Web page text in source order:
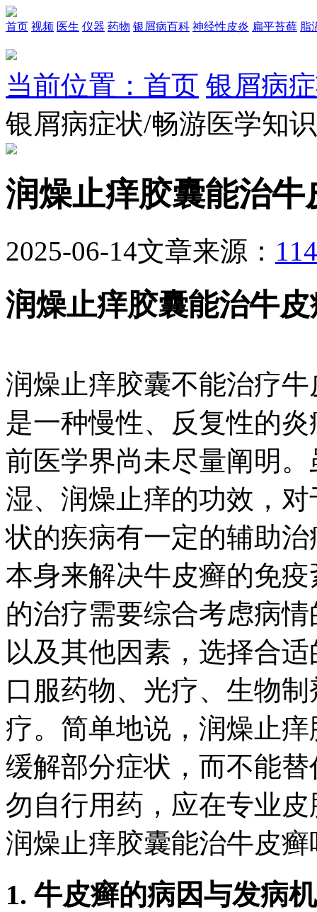
首页 视频 医生 仪器 药物 银屑病百科 神经性皮炎 扁平苔藓 脂
当前位置：首页 银屑病
银屑病症状/畅游医学知
润燥止痒胶囊能治牛
2025-06-14文章来源：
润燥止痒胶囊能治牛
润燥止痒胶囊不能治疗
是一种慢性、反复性的
前医学界尚未尽量阐明
湿、润燥止痒的功效，
状的疾病有一定的辅助
本身来解决牛皮癣的免
的治疗需要综合考虑病
以及其他因素，选择合
口服药物、光疗、生物
疗。简单地说，润燥止
缓解部分症状，而不能
勿自行用药，应在专业
润燥止痒胶囊能治牛皮
1. 牛皮癣的病因与发病